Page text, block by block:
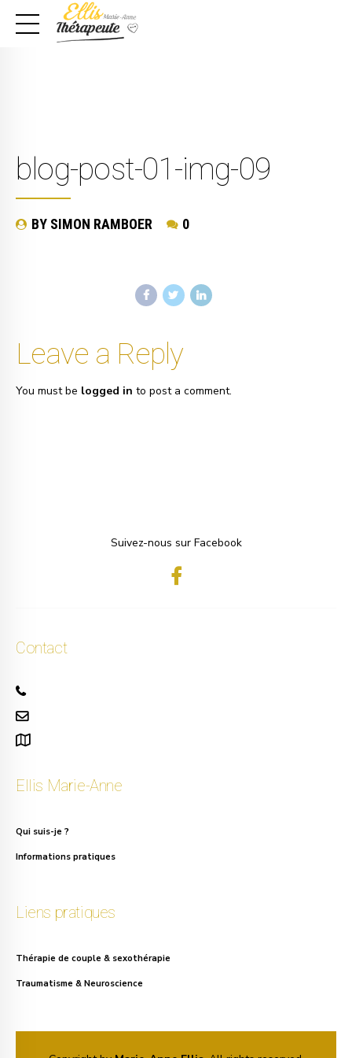
blog-post-01-img-09
BY SIMON RAMBOER 0
Leave a Reply
You must be logged in to post a comment.
Suivez-nous sur Facebook
Contact
Ellis Marie-Anne
Qui suis-je ?
Informations pratiques
Liens pratiques
Thérapie de couple & sexothérapie
Traumatisme & Neuroscience